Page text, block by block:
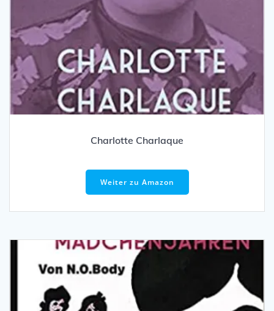
Charlotte Charlaque
Weiter zu Amazon